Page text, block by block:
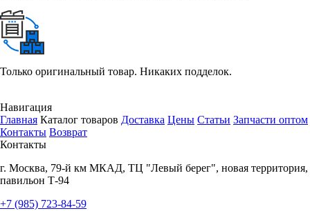
Только оригинальный товар. Никаких подделок.
Навигация
Главная Каталог товаров Доставка Цены Статьи Запчасти оптом
Контакты Возврат
Контакты
г. Москва, 79-й км МКАД, ТЦ "Левый берег", новая территория,
павильон Т-94
+7 (985) 723-84-59